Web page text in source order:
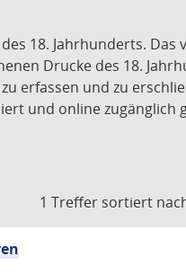
18. Jahrhunderts. Das
Drucke des 18.
erfassen und zu
und online zugänglich
1 Treffer sortiert